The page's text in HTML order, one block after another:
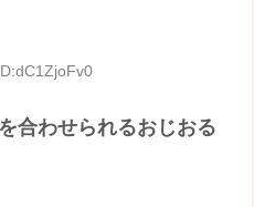
合わせられるおじおる